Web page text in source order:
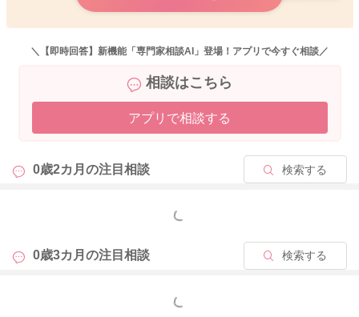
＼【即時回答】新機能「専門家相談AI」登場！アプリで今すぐ相談／
相談はこちら
アプリで相談する
0歳2カ月の注目相談 検索する
もっと見る
0歳3カ月の注目相談 検索する
もっと見る